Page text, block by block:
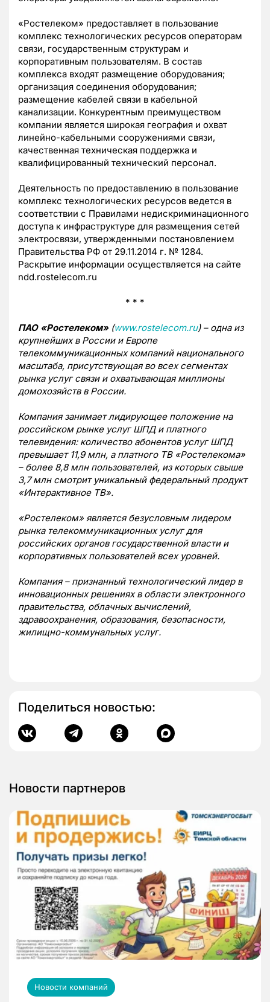
«Ростелеком» предоставляет в пользование
комплекс технологических ресурсов операторам
связи, государственным структурам и
корпоративным пользователям. В состав
комплекса входят размещение оборудования;
организация соединения оборудования;
размещение кабелей связи в кабельной
канализации. Конкурентным преимуществом
компании является широкая география и охват
линейно-кабельными сооружениями связи,
качественная техническая поддержка и
квалифицированный технический персонал.
Деятельность по предоставлению в пользование
комплекс технологических ресурсов ведется в
соответствии с Правилами недискриминационного
доступа к инфраструктуре для размещения сетей
электросвязи, утвержденными постановлением
Правительства РФ от 29.11.2014 г. № 1284.
Раскрытие информации осуществляется на сайте
ndd.rostelecom.ru
* * *
ПАО «Ростелеком»(www.rostelecom.ru) – одна из
крупнейших в России и Европе
телекоммуникационных компаний национального
масштаба, присутствующая во всех сегментах
рынка услуг связи и охватывающая миллионы
домохозяйств в России.
Компания занимает лидирующее положение на
российском рынке услуг ШПД и платного
телевидения: количество абонентов услуг ШПД
превышает 11,9 млн, а платного ТВ «Ростелекома»
– более 8,8 млн пользователей, из которых свыше
3,7 млн смотрит уникальный федеральный продукт
«Интерактивное ТВ».
«Ростелеком» является безусловным лидером
рынка телекоммуникационных услуг для
российских органов государственной власти и
корпоративных пользователей всех уровней.
Компания – признанный технологический лидер в
инновационных решениях в области электронного
правительства, облачных вычислений,
здравоохранения, образования, безопасности,
жилищно-коммунальных услуг.
Поделиться новостью:
Новости партнеров
Новости компаний